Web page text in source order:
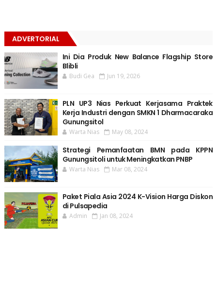
ADVERTORIAL
Ini Dia Produk New Balance Flagship Store
Blibli
Budi Gea Jun 19, 2026
PLN UP3 Nias Perkuat Kerjasama Praktek
Kerja Industri dengan SMKN 1 Dharmacaraka
Gunungsitol
Warta Nias May 08, 2024
Strategi Pemanfaatan BMN pada KPPN
Gunungsitoli untuk Meningkatkan PNBP
Warta Nias Mar 08, 2024
Paket Piala Asia 2024 K-Vision Harga Diskon
di Pulsapedia
Admin Jan 08, 2024